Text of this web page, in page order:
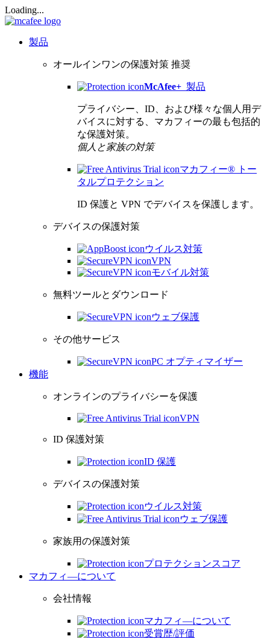
Loading...
製品
オールインワンの保護対策 推奨
McAfee+ 製品
プライバシー、ID、および様々な個人用デ
バイスに対する、マカフィーの最も包括的
な保護対策。
個人と家族の対策
マカフィー® トー
タルプロテクション
ID 保護と VPN でデバイスを保護します。
デバイスの保護対策
ウイルス対策
VPN
モバイル対策
無料ツールとダウンロード
ウェブ保護
その他サービス
PC オプティマイザー
機能
オンラインのプライバシーを保護
VPN
ID 保護対策
ID 保護
デバイスの保護対策
ウイルス対策
ウェブ保護
家族用の保護対策
プロテクションスコア
マカフィ―について
会社情報
マカフィ―について
受賞歴/評価